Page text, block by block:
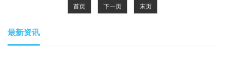
首页 下一页 末页
最新资讯